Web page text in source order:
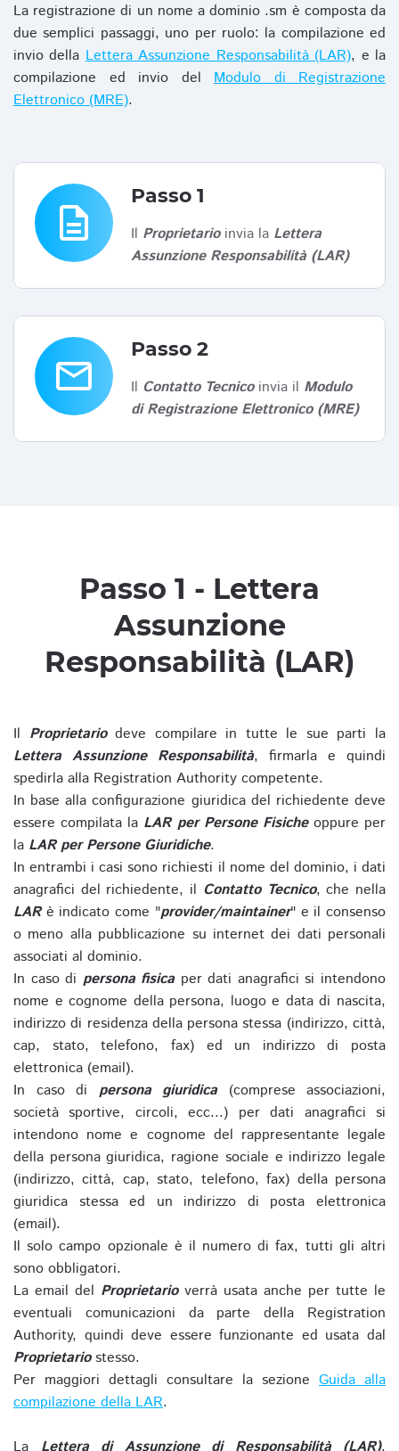
La registrazione di un nome a dominio .sm è composta da
due semplici passaggi, uno per ruolo: la compilazione ed
invio dellaLettera Assunzione Responsabilità (LAR), e la
compilazione ed invio del Modulo di Registrazione
Elettronico (MRE).
description
Passo 1
Il Proprietarioinvia la Lettera
Assunzione Responsabilità (LAR)
email
Passo 2
Il Contatto Tecnicoinvia il Modulo
di Registrazione Elettronico (MRE)
Passo 1 - Lettera
Assunzione
Responsabilità (LAR)
Il Proprietariodeve compilare in tutte le sue parti la
Lettera Assunzione Responsabilità, firmarla e quindi
spedirla alla Registration Authority competente.
In base alla configurazione giuridica del richiedente deve
essere compilata la LAR per Persone Fisicheoppure per
la LAR per Persone Giuridiche.
In entrambi i casi sono richiesti il nome del dominio, i dati
anagrafici del richiedente, il Contatto Tecnico, che nella
LARè indicato come "provider/maintainer" e il consenso
o meno alla pubblicazione su internet dei dati personali
associati al dominio.
In caso di persona fisicaper dati anagrafici si intendono
nome e cognome della persona, luogo e data di nascita,
indirizzo di residenza della persona stessa (indirizzo, città,
cap, stato, telefono, fax) ed un indirizzo di posta
elettronica (email).
In caso di persona giuridica(comprese associazioni,
società sportive, circoli, ecc...) per dati anagrafici si
intendono nome e cognome del rappresentante legale
della persona giuridica, ragione sociale e indirizzo legale
(indirizzo, città, cap, stato, telefono, fax) della persona
giuridica stessa ed un indirizzo di posta elettronica
(email).
Il solo campo opzionale è il numero di fax, tutti gli altri
sono obbligatori.
La email del Proprietarioverrà usata anche per tutte le
eventuali comunicazioni da parte della Registration
Authority, quindi deve essere funzionante ed usata dal
Proprietariostesso.
Per maggiori dettagli consultare la sezione Guida alla
compilazione della LAR.